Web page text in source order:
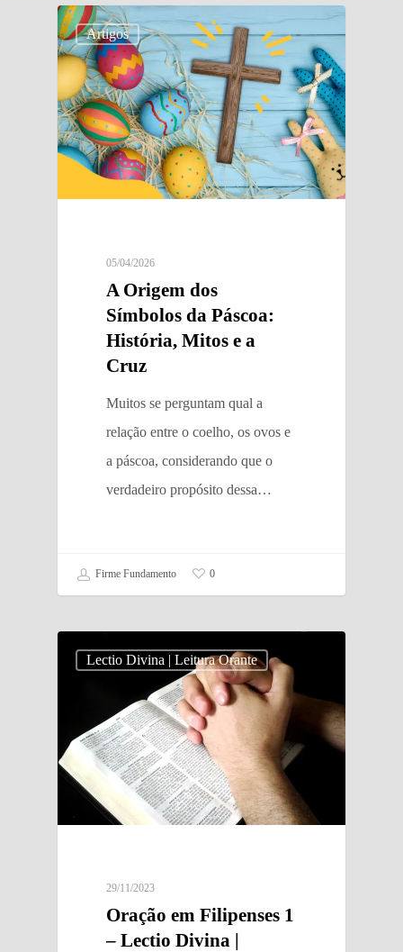
Artigos
05/04/2026
A Origem dos
Símbolos da Páscoa:
História, Mitos e a
Cruz
Muitos se perguntam qual a
relação entre o coelho, os ovos e
a páscoa, considerando que o
verdadeiro propósito dessa…
Firme Fundamento 0
Lectio Divina | Leitura Orante
29/11/2023
Oração em Filipenses 1
– Lectio Divina |